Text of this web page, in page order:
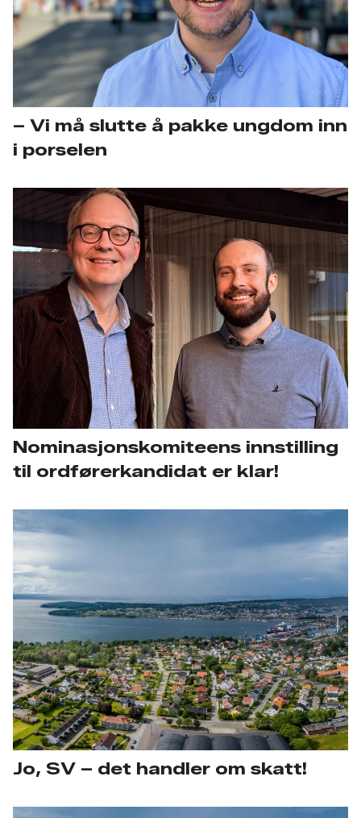
– Vi må slutte å pakke ungdom inn
i porselen
Nominasjonskomiteens innstilling
til ordførerkandidat er klar!
Jo, SV – det handler om skatt!